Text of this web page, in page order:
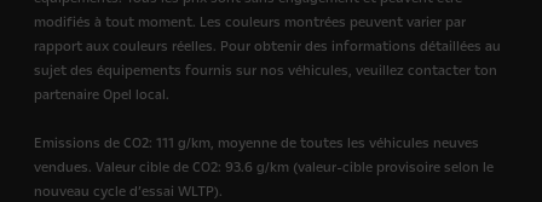
modifiés à tout moment. Les couleurs montrées peuvent varier par
rapport aux couleurs réelles. Pour obtenir des informations détaillées au
sujet des équipements fournis sur nos véhicules, veuillez contacter ton
partenaire Opel local.
Emissions de CO2: 111 g/km, moyenne de toutes les véhicules neuves
vendues. Valeur cible de CO2: 93.6 g/km (valeur-cible provisoire selon le
nouveau cycle d’essai WLTP).